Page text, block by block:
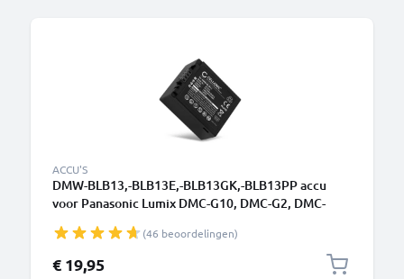
ACCU'S
DMW-BLB13,-BLB13E,-BLB13GK,-BLB13PP accu
voor Panasonic Lumix DMC-G10, DMC-G2, DMC-
vervangende accu voor camera
(46 beoordelingen)
€ 19,95